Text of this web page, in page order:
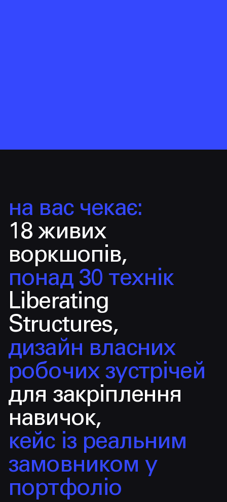
на вас чекає:
18 живих
воркшопів,
понад 30 технік
Liberating
Structures,
дизайн власних
робочих зустрічей
для закріплення
навичок,
кейс із реальним
замовником у
портфоліо